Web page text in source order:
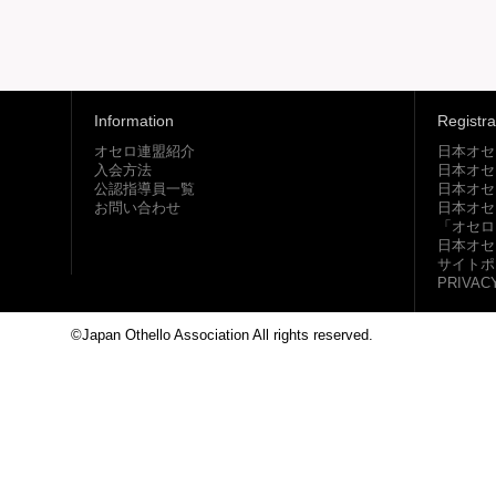
Information
オセロ連盟紹介
入会方法
公認指導員一覧
お問い合わせ
日本オ
日本オ
日本オ
日本オ
「オセ
日本オ
サイト
©Japan Othello Association All rights reserved.